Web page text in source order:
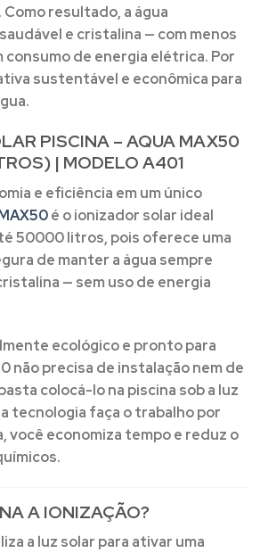
resultado, a água
e cristalina — com menos
consumo de energia elétrica. Por
sustentável e econômica para
PISCINA – AQUA MAX50
| MODELO A401
e eficiência em um único
é o ionizador solar ideal
50000 litros, pois oferece uma
de manter a água sempre
— sem uso de energia
ecológico e pronto para
não precisa de instalação nem de
colocá-lo na piscina sob a luz
tecnologia faça o trabalho por
você economiza tempo e reduz o
A IONIZAÇÃO?
a luz solar para ativar uma